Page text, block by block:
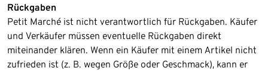
Rückgaben
Petit Marché ist nicht verantwortlich für Rückgaben. Käufer
und Verkäufer müssen eventuelle Rückgaben direkt
miteinander klären. Wenn ein Käufer mit einem Artikel nicht
zufrieden ist (z. B. wegen Größe oder Geschmack), kann er